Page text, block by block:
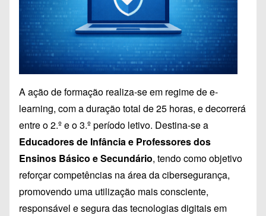
A ação de formação realiza-se em regime de e-
learning, com a duração total de 25 horas, e decorrerá
entre o 2.º e o 3.º período letivo. Destina-se a
Educadores de Infância e Professores dos
Ensinos Básico e Secundário, tendo como objetivo
reforçar competências na área da cibersegurança,
promovendo uma utilização mais consciente,
responsável e segura das tecnologias digitais em